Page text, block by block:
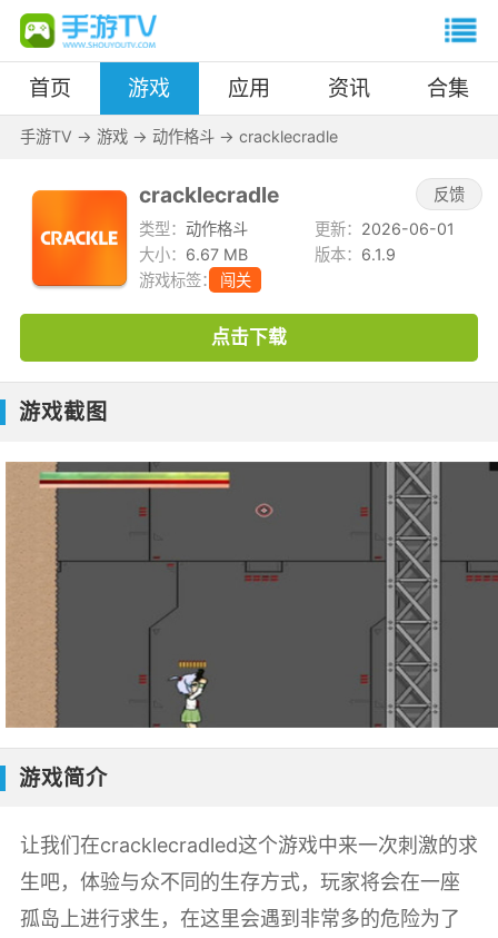
首页 游戏 应用 资讯 合集
手游TV -> 游戏-> 动作格斗-> cracklecradle
cracklecradle
反馈
类型：动作格斗 更新： 2026-06-01
大小： 6.67 MB 版本： 6.1.9
游戏标签：
闯关
点击下载
游戏截图
游戏简介
让我们在cracklecradled这个游戏中来一次刺激的求
生吧，体验与众不同的生存方式，玩家将会在一座
孤岛上进行求生，在这里会遇到非常多的危险为了